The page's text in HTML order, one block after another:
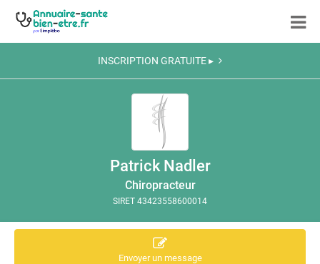
INSCRIPTION GRATUITE ▸
Patrick Nadler
Chiropracteur
SIRET 43423558600014
Envoyer un message